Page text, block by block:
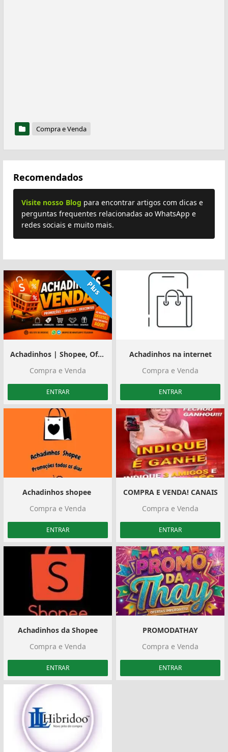
Compra e Venda
Recomendados
Visite nosso Blog para encontrar artigos com dicas e
perguntas frequentes relacionadas ao WhatsApp e
redes sociais e muito mais.
Plus
Achadinhos | Shopee, Ofertas e Divulgação
Compra e Venda
ENTRAR
Achadinhos na internet
Compra e Venda
ENTRAR
Achadinhos shopee ️
Compra e Venda
ENTRAR
COMPRA E VENDA! CANAIS
Compra e Venda
ENTRAR
Achadinhos da Shopee
Compra e Venda
ENTRAR
PROMODATHAY
Compra e Venda
ENTRAR